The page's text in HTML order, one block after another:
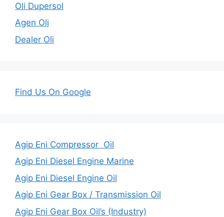
Oli Dupersol
Agen Oli
Dealer Oli
Find Us On Google
Agip Eni Compressor Oil
Agip Eni Diesel Engine Marine
Agip Eni Diesel Engine Oil
Agip Eni Gear Box / Transmission Oil
Agip Eni Gear Box Oil’s (Industry)